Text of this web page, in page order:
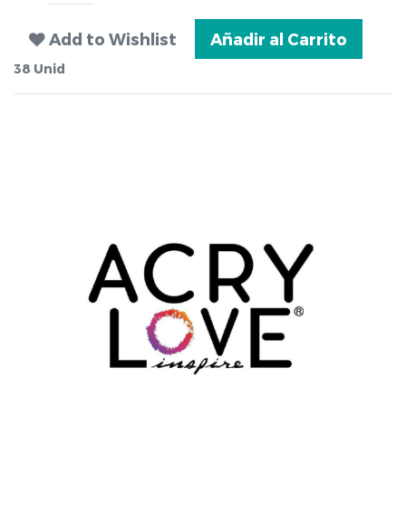
Add to Wishlist Añadir al Carrito
38 Unid